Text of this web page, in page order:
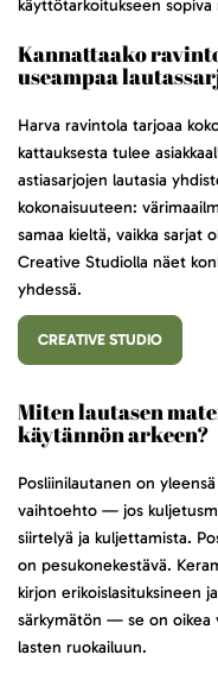
käyttötarkoitukseen
Kannattaako
useampaa
Harva ravintola tarjoaa
kattauksesta tulee
astiasarjojen lautasia
kokonaisuuteen:
samaa kieltä, vaikka sarjat
Creative Studiolla näet
yhdessä.
CREATIVE STUDIO
Miten lautasen
käytännön arkeen?
Posliinilautanen on
vaihtoehto — jos
siirtelyä ja kuljettamista.
on pesukonekestävä.
kirjon erikoislasituksineen
särkymätön — se on oikea
lasten ruokailuun.